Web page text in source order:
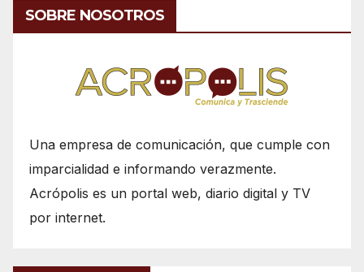
SOBRE NOSOTROS
Una empresa de comunicación, que cumple con
imparcialidad e informando verazmente.
Acrópolis es un portal web, diario digital y TV
por internet.